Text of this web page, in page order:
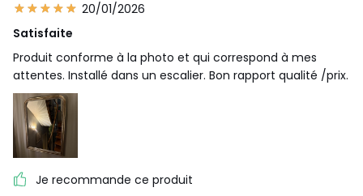
20/01/2026
Satisfaite
Produit conforme à la photo et qui correspond à mes
attentes. Installé dans un escalier. Bon rapport qualité /prix.
Je recommande ce produit